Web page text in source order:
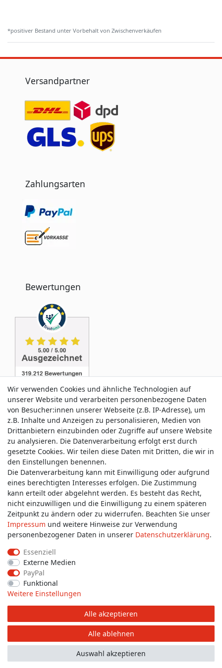
*positiver Bestand unter Vorbehalt von Zwischenverkäufen
Versandpartner
Zahlungsarten
Bewertungen
Service & Kontakt
Wünschen Sie einen Rückruf?
service@allmyclothes.de
Schreiben Sie uns:
service@allmyclothes.de
Impressum
Widerrufs­recht
© Copyright 2026 allmyclothes.de | Alle Rechte vorbehalten.
Wir verwenden Cookies und ähnliche Technologien auf
unserer Website und verarbeiten personenbezogene Daten
von Besucher:innen unserer Webseite (z.B. IP-Adresse), um
z.B. Inhalte und Anzeigen zu personalisieren, Medien von
Drittanbietern einzubinden oder Zugriffe auf unsere Website
zu analysieren. Die Datenverarbeitung erfolgt erst durch
gesetzte Cookies. Wir teilen diese Daten mit Dritten, die wir in
den Einstellungen benennen.
Die Datenverarbeitung kann mit Einwilligung oder aufgrund
eines berechtigten Interesses erfolgen. Die Zustimmung
kann erteilt oder abgelehnt werden. Es besteht das Recht,
nicht einzuwilligen und die Einwilligung zu einem späteren
Zeitpunkt zu ändern oder zu widerrufen. Beachten Sie unser
Impressum und weitere Hinweise zur Verwendung
personenbezogener Daten in unserer Daten­schutz­erklärung.
Essenziell
Externe Medien
PayPal
Funktional
Weitere Einstellungen
Alle akzeptieren
Alle ablehnen
Auswahl akzeptieren